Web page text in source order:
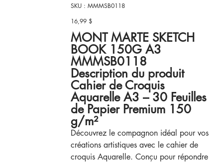
SKU : SKU
MMMSB0118
MMMSB0118
Prix
16,99 $
MONT MARTE SKETCH
BOOK 150G A3
MMMSB0118
Description du produit
Cahier de Croquis
Aquarelle A3 – 30 Feuilles
de Papier Premium 150
g/m²
Découvrez le compagnon idéal pour vos
créations artistiques avec le cahier de
croquis Aquarelle. Conçu pour répondre